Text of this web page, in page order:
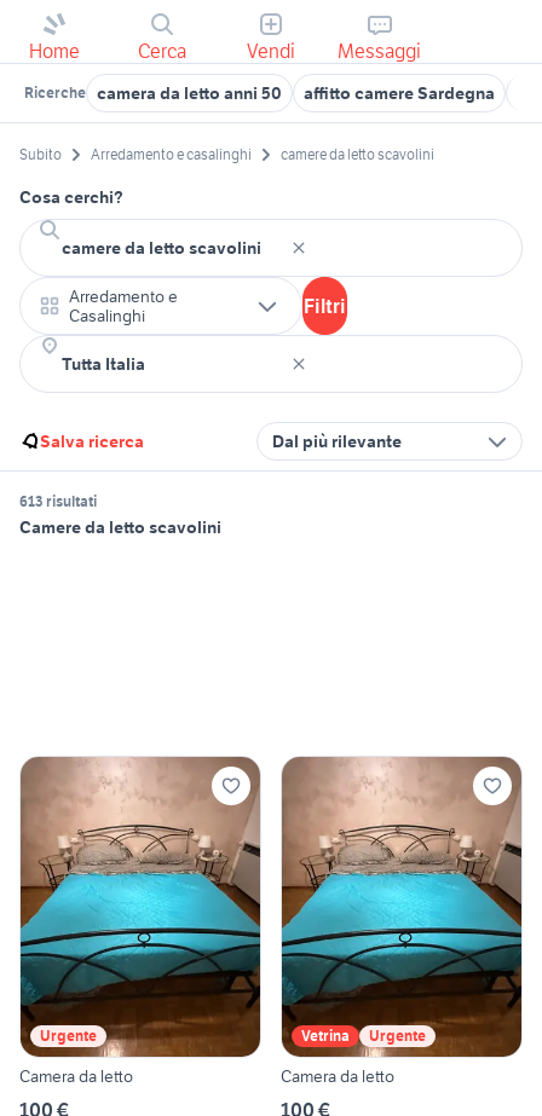
Home Cerca Vendi Messaggi
Ricerche camera da letto anni 50 affitto camere Sardegna
Subito Arredamento e casalinghi camere da letto scavolini
Cosa cerchi?
Arredamento e
Casalinghi
Filtri
Salva ricerca Dal più rilevante
613 risultati
Camere da letto scavolini
Urgente
Camera da letto
100 €
Vetrina Urgente
Camera da letto
100 €